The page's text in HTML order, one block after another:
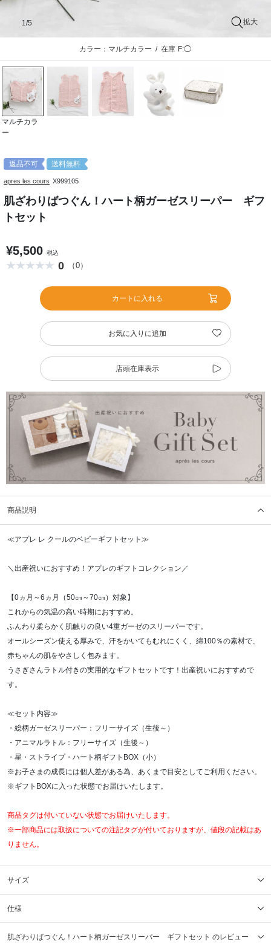
拡大
1/5
カラー：マルチカラー / 在庫 F:◯
マルチカラ
ー
返品不可 送料無料
apres les cours X999105
肌ざわりばつぐん！ハート柄ガーゼスリーパー ギフ
トセット
¥5,500 税込
0 （0）
カートに入れる
お気に入りに追加
店頭在庫表示
商品説明
≪アプレ レ クールのベビーギフトセット≫
＼出産祝いにおすすめ！アプレのギフトコレクション／
【0ヵ月～6ヵ月（50㎝～70㎝）対象】
これからの気温の高い時期におすすめ。
ふんわり柔らかく肌触りの良い4重ガーゼのスリーパーです。
オールシーズン使える厚みで、汗をかいてもむれにくく、綿100％の素材で、
赤ちゃんの肌をやさしく包みます。
うさぎさんラトル付きの実用的なギフトセットです！出産祝いにおすすめで
す。
≪セット内容≫
・総柄ガーゼスリーパー：フリーサイズ（生後～）
・アニマルラトル：フリーサイズ（生後～）
・星・ストライプ・ハート柄ギフトBOX（小）
※お子さまの成長には個人差がある為、あくまで目安としてご利用ください。
※ギフトBOXに入った状態でお届けいたします。
商品タグは付いていない状態でお届けいたします。
※一部商品には取扱についての注記タグが付いておりますが、値段の記載はあ
りません。
サイズ
仕様
肌ざわりばつぐん！ハート柄ガーゼスリーパー ギフトセット のレビュー